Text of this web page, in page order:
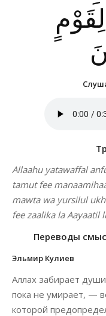
Allaahu yatawaffal
tamut fee
mawta wa yursilul
fee zaalika la
Переводы
Эльмир Кулиев
Аллах забирает
пока не умирает, —
которой